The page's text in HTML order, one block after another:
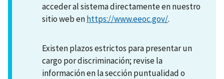
acceder al sistema directamente en nuestro
sitio web enhttps://www.eeoc.gov/.
Existen plazos estrictos para presentar un
cargo por discriminación; revise la
información en la sección puntualidad o